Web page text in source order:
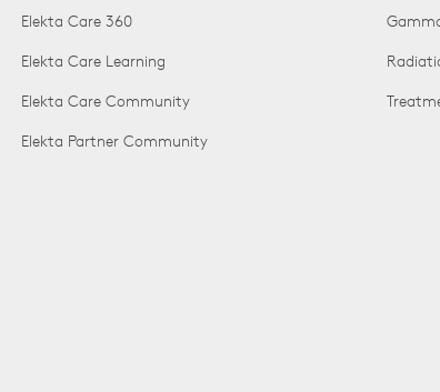
Elekta Care 360
Elekta Care Learning
Elekta Care Community
Elekta Partner Community